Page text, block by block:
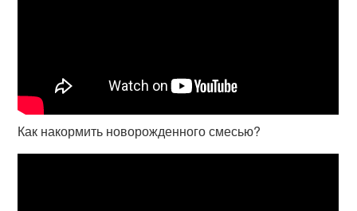
Как накормить новорожденного смесью?